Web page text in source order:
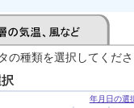
の種類を選択してくだ
年月日の選